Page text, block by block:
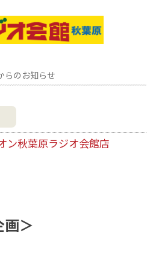
らのお知らせ
ン秋葉原ラジオ会館店
＞